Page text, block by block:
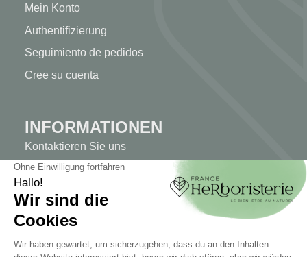
Mein Konto
Authentifizierung
Seguimiento de pedidos
Cree su cuenta
INFORMATIONEN
Kontaktieren Sie uns
Sitemap
Unser Kräuterladen
Lieferung